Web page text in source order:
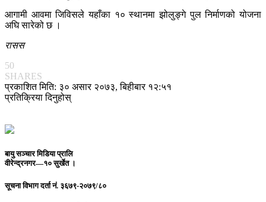
आगामी आवमा जिविसले यहाँका १० स्थानमा झोलुङ्गे पुल निर्माणको योजना
अघि सारेको छ ।
रासस
50
SHARES
प्रकाशित मिति: ३० असार २०७३, बिहीबार १२:५१
प्रतिक्रिया दिनुहोस्
बायु सञ्चार मिडिया प्रालि
वीरेन्द्रनगर—१० सुर्खेत ।
सूचना विभाग दर्ता नं. ३६७९-२०७९/८०